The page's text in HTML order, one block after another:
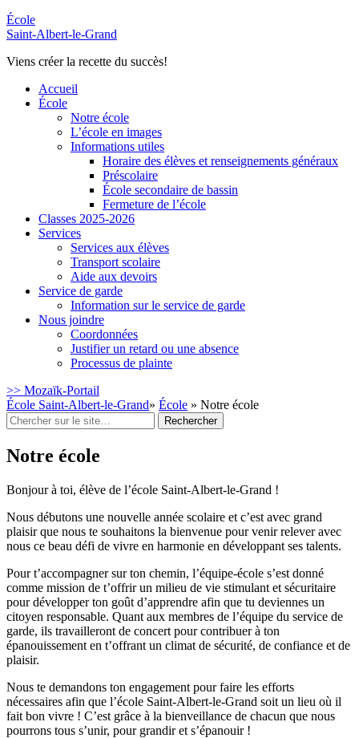
École
Saint-Albert-le-Grand
Viens créer la recette du succès!
Accueil
École
Notre école
L’école en images
Informations utiles
Horaire des élèves et renseignements généraux
Préscolaire
École secondaire de bassin
Fermeture de l’école
Classes 2025-2026
Services
Services aux élèves
Transport scolaire
Aide aux devoirs
Service de garde
Information sur le service de garde
Nous joindre
Coordonnées
Justifier un retard ou une absence
Processus de plainte
>> Mozaïk-Portail
École Saint-Albert-le-Grand» École » Notre école
Rechercher
:
Notre école
Bonjour à toi, élève de l’école Saint-Albert-le-Grand !
Nous débutons une nouvelle année scolaire et c’est avec grand
plaisir que nous te souhaitons la bienvenue pour venir relever avec
nous ce beau défi de vivre en harmonie en développant ses talents.
Pour t’accompagner sur ton chemin, l’équipe-école s’est donné
comme mission de t’offrir un milieu de vie stimulant et sécuritaire
pour développer ton goût d’apprendre afin que tu deviennes un
citoyen responsable. Quant aux membres de l’équipe du service de
garde, ils travailleront de concert pour contribuer à ton
épanouissement en t’offrant un climat de sécurité, de confiance et de
plaisir.
Nous te demandons ton engagement pour faire les efforts
nécessaires afin que l’école Saint-Albert-le-Grand soit un lieu où il
fait bon vivre ! C’est grâce à la bienveillance de chacun que nous
pourrons tous s’unir, pour grandir et s’épanouir !